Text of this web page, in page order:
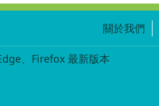
關於我們
、Firefox 最新版本